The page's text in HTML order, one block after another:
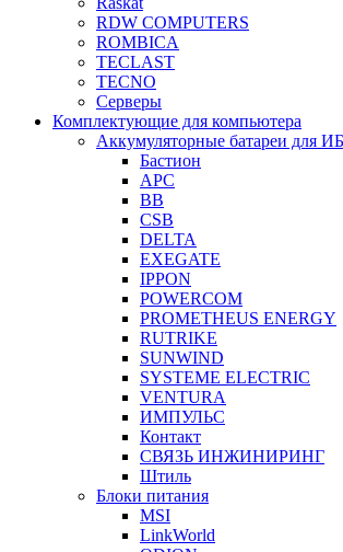
RDW COMPUTERS
ROMBICA
TECLAST
TECNO
Серверы
Комплектующие для компьютера
Аккумуляторные батареи для
Бастион
APC
BB
CSB
DELTA
EXEGATE
IPPON
POWERCOM
PROMETHEUS ENERGY
RUTRIKE
SUNWIND
SYSTEME ELECTRIC
VENTURA
ИМПУЛЬС
Контакт
СВЯЗЬ ИНЖИНИРИНГ
Штиль
Блоки питания
MSI
LinkWorld